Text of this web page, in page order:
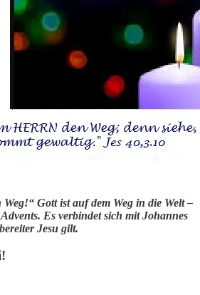
Gott ist auf dem Weg in die Welt –
Es verbindet sich mit Johannes
Jesu gilt.